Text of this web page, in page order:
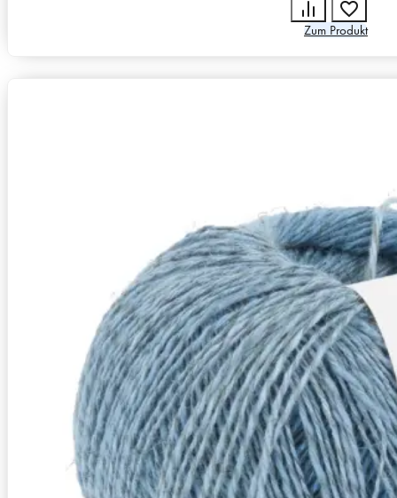
Zum Produkt
Zusammensetzung
40% Leinen, 32% Baumwolle,
Lauflänge
~280m / 100g
Nadelstärke
Ø 3,5-4 mm
Garnstärke
Worsted
Maschenprobe
20 M x 30 R